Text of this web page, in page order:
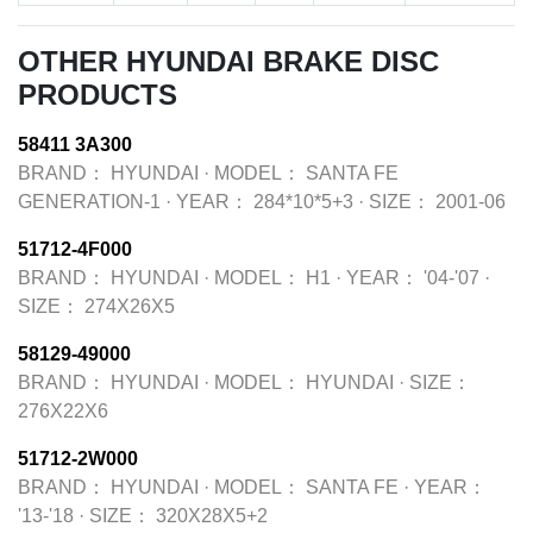
OTHER HYUNDAI BRAKE DISC
PRODUCTS
58411 3A300
BRAND：
HYUNDAI · MODEL：
SANTA FE
GENERATION-1 · YEAR： 284*10*5+3 · SIZE： 2001-06
51712-4F000
BRAND：
HYUNDAI · MODEL： H1 · YEAR： '04-'07 ·
SIZE：
274X26X5
58129-49000
BRAND：
HYUNDAI · MODEL： HYUNDAI · SIZE：
276X22X6
51712-2W000
BRAND：
HYUNDAI · MODEL： SANTA FE · YEAR：
'13-'18 · SIZE： 320X28X5+2